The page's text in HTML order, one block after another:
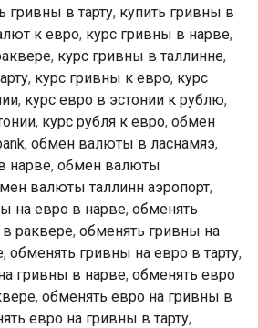
гривны в тарту, купить гривны в
к евро, курс гривны в нарве,
, курс гривны в таллинне,
, курс гривны к евро, курс
, курс евро в эстонии к рублю,
, курс рубля к евро, обмен
, обмен валюты в ласнамяэ,
нарве, обмен валюты
валюты таллинн аэропорт,
на евро в нарве, обменять
раквере, обменять гривны на
, обменять гривны на евро в тарту,
гривны в нарве, обменять евро
, обменять евро на гривны в
евро на гривны в тарту,